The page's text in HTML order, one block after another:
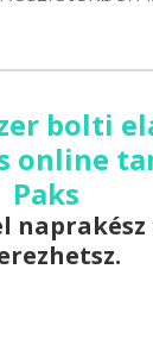
bolti
online
Paks